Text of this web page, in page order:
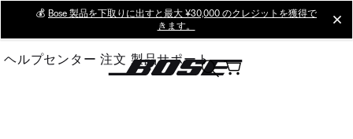
Main
💰 Bose 製品を下取りに出すと最大 ¥30,000 のクレジットを獲得で
きます。
ヘルプセンター 注文 製品サポート